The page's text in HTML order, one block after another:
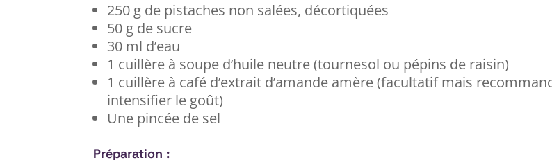
250 g de pistaches non salées, décortiquées
50 g de sucre
30 ml d’eau
1 cuillère à soupe d’huile neutre (tournesol ou pépins de raisin)
1 cuillère à café d’extrait d’amande amère (facultatif mais
intensifier le goût)
Une pincée de sel
Préparation :